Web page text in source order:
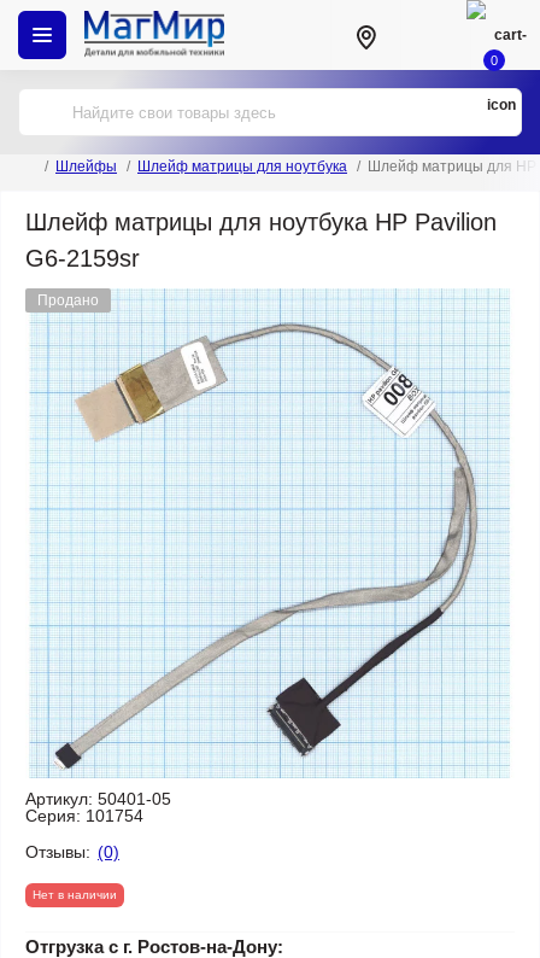
0
Шлейфы Шлейф матрицы для ноутбука Шлейф матрицы для HP
Шлейф матрицы для ноутбука HP Pavilion
G6-2159sr
Продано
Артикул: 50401-05
Серия: 101754
Отзывы: (0)
Нет в наличии
Отгрузка с г. Ростов-на-Дону: